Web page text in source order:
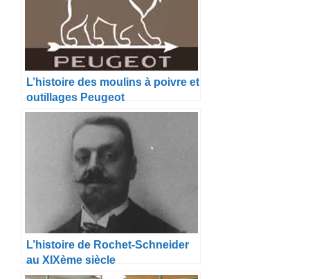
L’histoire des moulins à poivre et
outillages Peugeot
L’histoire de Rochet-Schneider
au XIXème siècle